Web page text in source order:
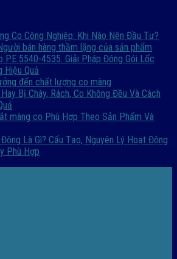
Co Công Nghiệp: Khi Nào Nên Đầu Tư?
bán hàng thầm lặng của sản phẩm
PE 5540-4535: Giải Pháp Đóng Gói Lốc
Hiệu Quả
đến chất lượng co màng
Bị Cháy, Rách, Co Không Đều Và Cách
màng co Phù Hợp Theo Sản Phẩm Và
Là Gì? Cấu Tạo, Nguyên Lý Hoạt Động
Phù Hợp